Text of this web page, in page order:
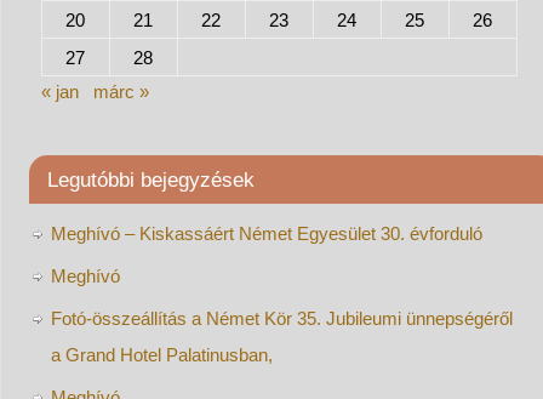
20
21 22 23 24 25
26
27
28
« jan
márc »
Legutóbbi bejegyzések
Meghívó – Kiskassáért Német Egyesület 30. évforduló
Meghívó
Fotó-összeállítás a Német Kör 35. Jubileumi ünnepségéről
a Grand Hotel Palatinusban,